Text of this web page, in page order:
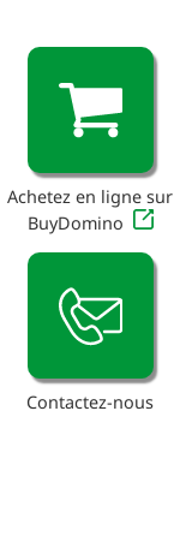
Achetez en ligne sur
BuyDomino
Contactez-nous